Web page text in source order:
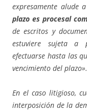
expresamente alude
plazo es procesal
de escritos y
estuviere sujeta a
efectuarse hasta las
vencimiento del plazo».
En el caso litigioso,
interposición de la